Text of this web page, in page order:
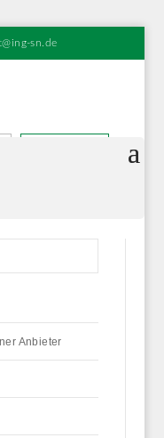
sn.de
Anbieter